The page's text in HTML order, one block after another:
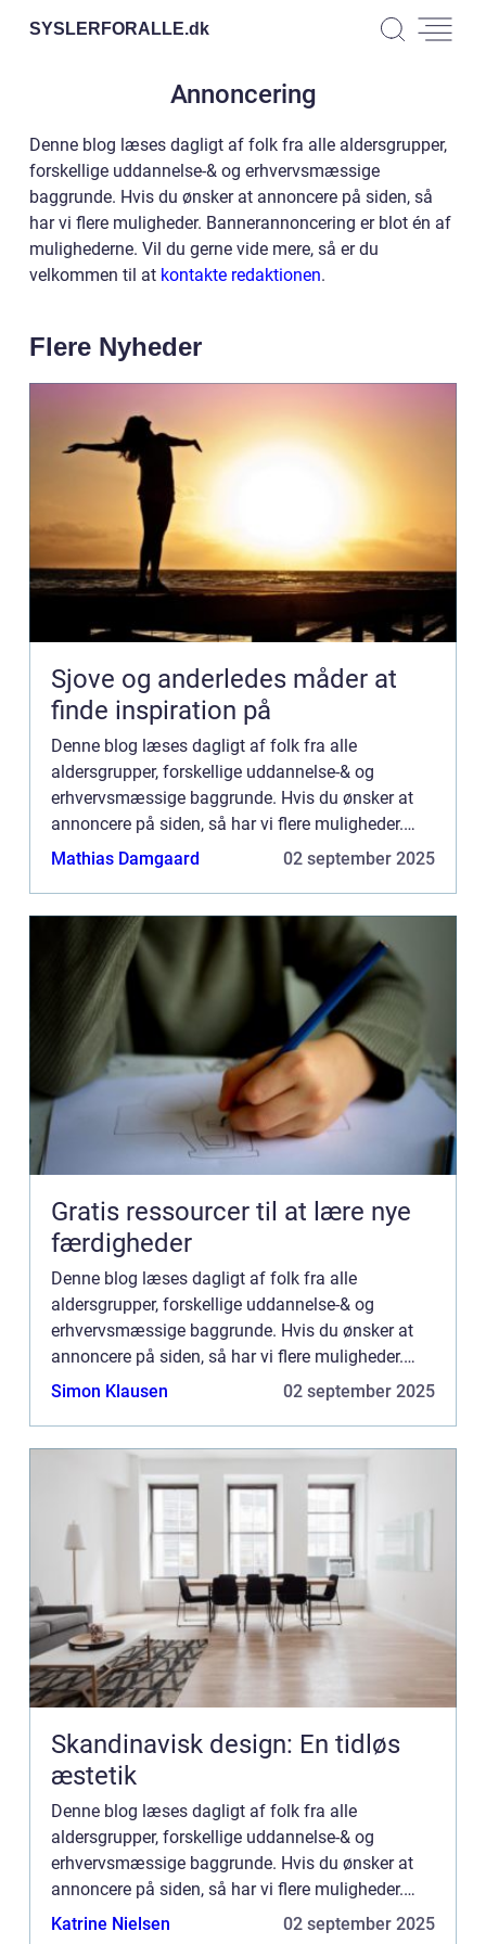
SYSLERFORALLE.dk
Annoncering
Denne blog læses dagligt af folk fra alle aldersgrupper,
forskellige uddannelse-& og erhvervsmæssige
baggrunde. Hvis du ønsker at annoncere på siden, så
har vi flere muligheder. Bannerannoncering er blot én af
mulighederne. Vil du gerne vide mere, så er du
velkommen til at kontakte redaktionen.
Flere Nyheder
Sjove og anderledes måder at
finde inspiration på
Denne blog læses dagligt af folk fra alle
aldersgrupper, forskellige uddannelse-& og
erhvervsmæssige baggrunde. Hvis du ønsker at
annoncere på siden, så har vi flere muligheder.
Bannerannoncering er blot én af mulighederne. Vil
Mathias Damgaard 02 september 2025
Gratis ressourcer til at lære nye
færdigheder
Denne blog læses dagligt af folk fra alle
aldersgrupper, forskellige uddannelse-& og
erhvervsmæssige baggrunde. Hvis du ønsker at
annoncere på siden, så har vi flere muligheder.
Bannerannoncering er blot én af mulighederne. Vil
Simon Klausen 02 september 2025
Skandinavisk design: En tidløs
æstetik
Denne blog læses dagligt af folk fra alle
aldersgrupper, forskellige uddannelse-& og
erhvervsmæssige baggrunde. Hvis du ønsker at
annoncere på siden, så har vi flere muligheder.
Bannerannoncering er blot én af mulighederne. Vil
Katrine Nielsen 02 september 2025